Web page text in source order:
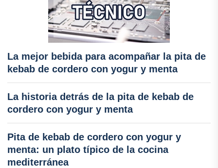
La mejor bebida para acompañar la pita de
kebab de cordero con yogur y menta
La historia detrás de la pita de kebab de
cordero con yogur y menta
Pita de kebab de cordero con yogur y
menta: un plato típico de la cocina
mediterránea